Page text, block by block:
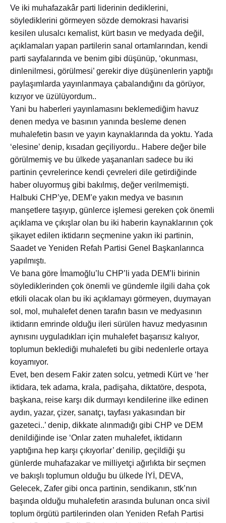
Ve iki muhafazakâr parti liderinin dediklerini,
söylediklerini görmeyen sözde demokrasi havarisi
kesilen ulusalcı kemalist, kürt basın ve medyada değil,
açıklamaları yapan partilerin sanal ortamlarından, kendi
parti sayfalarında ve benim gibi düşünüp, ‘okunması,
dinlenilmesi, görülmesi’ gerekir diye düşünenlerin yaptığı
paylaşımlarda yayınlanmaya çabalandığını da görüyor,
kızıyor ve üzülüyordum..
Yani bu haberleri yayınlamasını beklemediğim havuz
denen medya ve basının yanında besleme denen
muhalefetin basın ve yayın kaynaklarında da yoktu. Yada
‘elesine’ denip, kısadan geçiliyordu.. Habere değer bile
görülmemiş ve bu ülkede yaşananları sadece bu iki
partinin çevrelerince kendi çevreleri dile getirdiğinde
haber oluyormuş gibi bakılmış, değer verilmemişti.
Halbuki CHP’ye, DEM’e yakın medya ve basının
manşetlere taşıyıp, günlerce işlemesi gereken çok önemli
açıklama ve çıkışlar olan bu iki haberin kaynaklarının çok
şikayet edilen iktidarın seçmenine yakın iki partinin,
Saadet ve Yeniden Refah Partisi Genel Başkanlarınca
yapılmıştı.
Ve bana göre İmamoğlu’lu CHP’li yada DEM’li birinin
söylediklerinden çok önemli ve gündemle ilgili daha çok
etkili olacak olan bu iki açıklamayı görmeyen, duymayan
sol, mol, muhalefet denen tarafın basın ve medyasının
iktidarın emrinde olduğu ileri sürülen havuz medyasının
aynısını uyguladıkları için muhalefet başarısız kalıyor,
toplumun beklediği muhalefeti bu gibi nedenlerle ortaya
koyamıyor.
Evet, ben desem Fakir zaten solcu, yetmedi Kürt ve ‘her
iktidara, tek adama, krala, padişaha, diktatöre, despota,
başkana, reise karşı dik durmayı kendilerine ilke edinen
aydın, yazar, çizer, sanatçı, tayfası yakasından bir
gazeteci..’ denip, dikkate alınmadığı gibi CHP ve DEM
denildiğinde ise ‘Onlar zaten muhalefet, iktidarın
yaptığına hep karşı çıkıyorlar’ denilip, geçildiği şu
günlerde muhafazakar ve milliyetçi ağırlıkta bir seçmen
ve bakışlı toplumun olduğu bu ülkede İYİ, DEVA,
Gelecek, Zafer gibi onca partinin, sendikanın, stk’nın
başında olduğu muhalefetin arasında bulunan onca sivil
toplum örgütü partilerinden olan Yeniden Refah Partisi